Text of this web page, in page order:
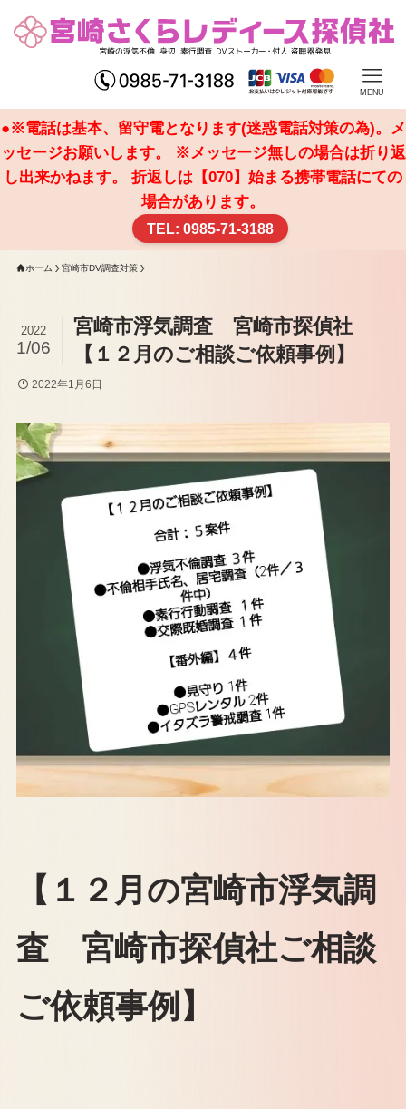
MENU
●※電話は基本、留守電となります(迷惑電話対策の為)。メ
ッセージお願いします。 ※メッセージ無しの場合は折り返
し出来かねます。 折返しは【070】始まる携帯電話にての
場合があります。
TEL: 0985-71-3188
ホーム 宮崎市DV調査対策
宮崎市浮気調査 宮崎市探偵社
【１２月のご相談ご依頼事例】
2022
1/06
2022年1月6日
【１２月の宮崎市浮気調
査 宮崎市探偵社ご相談
ご依頼事例】